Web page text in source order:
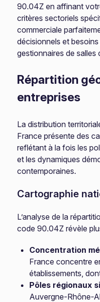
90.04Z en affinant
critères sectoriels
commerciale
décisionnels et
gestionnaires de salles
Répartition
entreprises
La distribution
France présente des
reflétant à la fois les
et les dynamiques
contemporaines.
Cartographie
L’analyse de la
code 90.04Z révèle
Concentration
France concentre
établissements,
Pôles régionaux
Auvergne-Rhône-